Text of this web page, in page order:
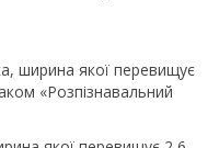
ширина якої перевищує
«Розпізнавальний